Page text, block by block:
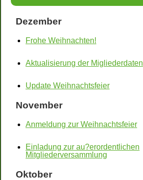
Dezember
Frohe Weihnachten!
Aktualisierung der Migliederdaten
Update Weihnachtsfeier
November
Anmeldung zur Weihnachtsfeier
Einladung zur au?erordentlichen
Mitgliederversammlung
Oktober